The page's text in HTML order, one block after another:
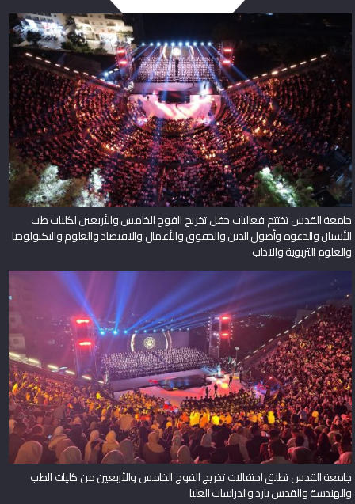
جامعة القدس تختتم فعاليات حفل تخريج الفوج الخامس والأربعين لكليات طب
الأسنان والدعوة وأصول الدين والحقوق والأعمال والاقتصاد والعلوم والتكنولوجيا
والعلوم التربوية والآداب
جامعة القدس تطلق احتفالات تخريج الفوج الخامس والأربعين من كليات الطب
والهندسة والقدس بارد والدراسات العليا